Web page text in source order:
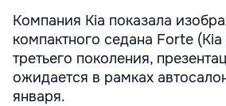
Компания Kia показала
компактного седана Forte
третьего поколения,
ожидается в рамках
января.